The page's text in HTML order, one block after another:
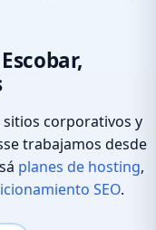
sitios corporativos y
trabajamos desde
planes de hosting,
SEO.